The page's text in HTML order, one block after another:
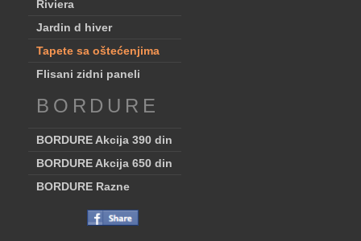
Riviera
Jardin d hiver
Tapete sa oštećenjima
Flisani zidni paneli
BORDURE
BORDURE Akcija 390 din
BORDURE Akcija 650 din
BORDURE Razne